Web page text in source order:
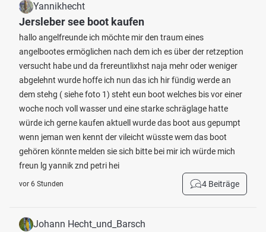
Yannikhecht
Jersleber see boot kaufen
hallo angelfreunde ich möchte mir den traum eines
angelbootes ermöglichen nach dem ich es über der retzeption
versucht habe und da frereuntlixhst naja mehr oder weniger
abgelehnt wurde hoffe ich nun das ich hir fündig werde an
dem stehg ( siehe foto 1) steht eun boot welches bis vor einer
woche noch voll wasser und eine starke schräglage hatte
würde ich gerne kaufen aktuell wurde das boot aus gepumpt
wenn jeman wen kennt der vileicht wüsste wem das boot
gehören könnte melden sie sich bitte bei mir ich würde mich
freun lg yannik znd petri hei
vor 6 Stunden 4 Beiträge
Johann Hecht_und_Barsch